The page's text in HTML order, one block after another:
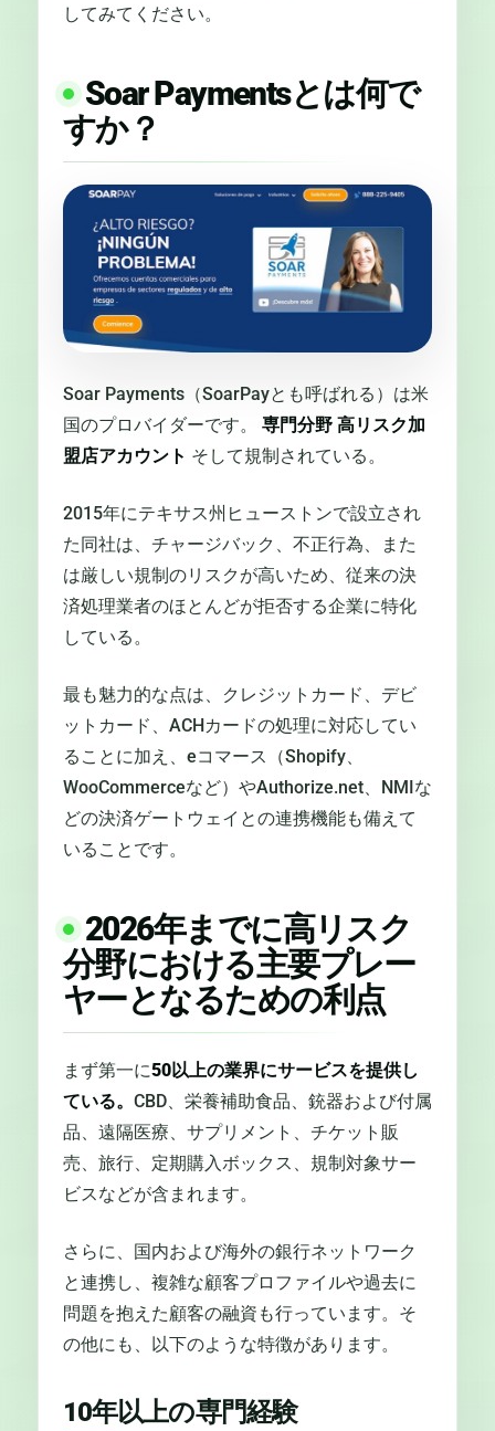
してみてください。
Soar Paymentsとは何で
すか？
Soar Payments（SoarPayとも呼ばれる）は米
国のプロバイダーです。 専門分野 高リスク加
盟店アカウント そして規制されている。
2015年にテキサス州ヒューストンで設立され
た同社は、チャージバック、不正行為、また
は厳しい規制のリスクが高いため、従来の決
済処理業者のほとんどが拒否する企業に特化
している。
最も魅力的な点は、クレジットカード、デビ
ットカード、ACHカードの処理に対応してい
ることに加え、eコマース（Shopify、
WooCommerceなど）やAuthorize.net、NMIな
どの決済ゲートウェイとの連携機能も備えて
いることです。
2026年までに高リスク
分野における主要プレー
ヤーとなるための利点
まず第一に50以上の業界にサービスを提供し
ている。 CBD、栄養補助食品、銃器および付属
品、遠隔医療、サプリメント、チケット販
売、旅行、定期購入ボックス、規制対象サー
ビスなどが含まれます。
さらに、国内および海外の銀行ネットワーク
と連携し、複雑な顧客プロファイルや過去に
問題を抱えた顧客の融資も行っています。そ
の他にも、以下のような特徴があります。
10年以上の専門経験